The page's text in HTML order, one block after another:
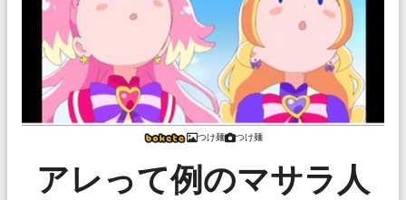
つけ麺 つけ麺
アレって例のマサラ人